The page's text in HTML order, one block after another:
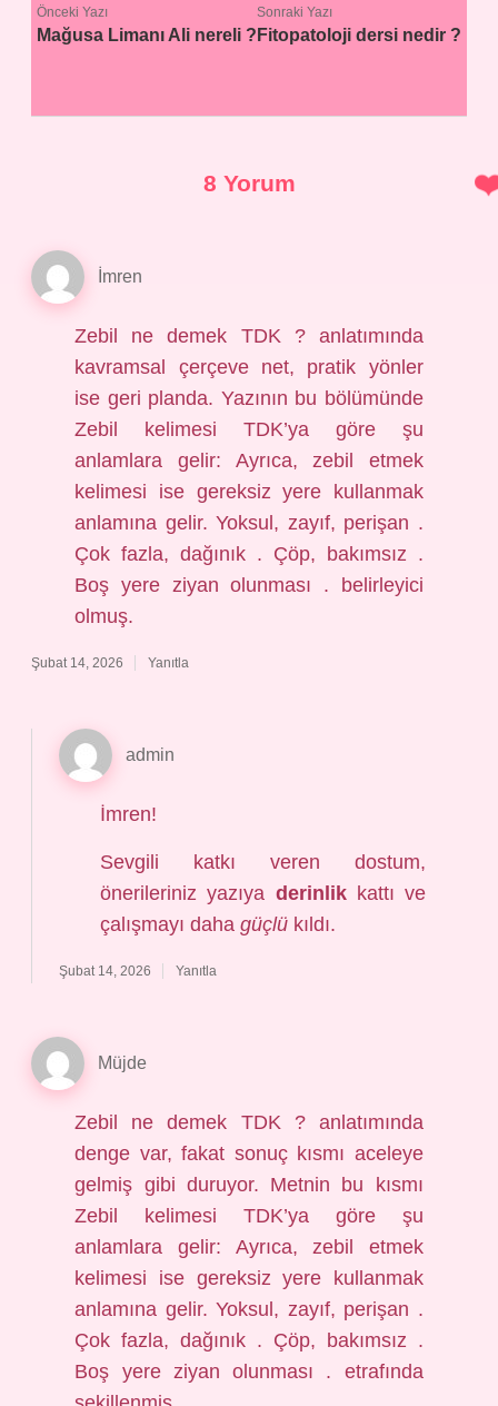
Önceki Yazı
Mağusa Limanı Ali nereli ?
Sonraki Yazı
Fitopatoloji dersi nedir ?
8 Yorum
İmren
Zebil ne demek TDK ? anlatımında
kavramsal çerçeve net, pratik yönler
ise geri planda. Yazının bu bölümünde
Zebil kelimesi TDK’ya göre şu
anlamlara gelir: Ayrıca, zebil etmek
kelimesi ise gereksiz yere kullanmak
anlamına gelir. Yoksul, zayıf, perişan .
Çok fazla, dağınık . Çöp, bakımsız .
Boş yere ziyan olunması . belirleyici
olmuş.
Şubat 14, 2026 Yanıtla
admin
İmren!
Sevgili katkı veren dostum,
önerileriniz yazıya derinlikkattı ve
çalışmayı daha güçlükıldı.
Şubat 14, 2026 Yanıtla
Müjde
Zebil ne demek TDK ? anlatımında
denge var, fakat sonuç kısmı aceleye
gelmiş gibi duruyor. Metnin bu kısmı
Zebil kelimesi TDK’ya göre şu
anlamlara gelir: Ayrıca, zebil etmek
kelimesi ise gereksiz yere kullanmak
anlamına gelir. Yoksul, zayıf, perişan .
Çok fazla, dağınık . Çöp, bakımsız .
Boş yere ziyan olunması . etrafında